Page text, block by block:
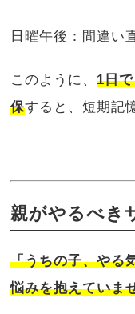
日曜午後：間違い
このように、1日
保すると、短期記
親がやるべき
「うちの子、やる
悩みを抱えていま